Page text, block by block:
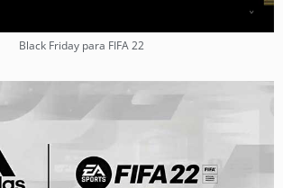
Black Friday para FIFA 22